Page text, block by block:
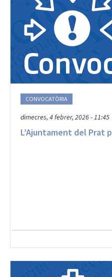
dimecres, 4 febrer, 2026 - 11:45
L’Ajuntament del Prat